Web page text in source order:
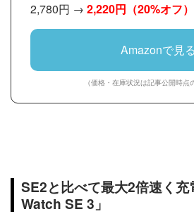
2,780円 → 2,220円 （20%オフ）
Amazonで見る
（価格・在庫状況は記事公開時点
SE2と比べて最大2倍速く
Watch SE 3」